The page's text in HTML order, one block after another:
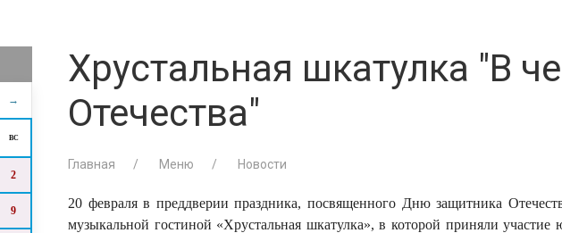
→
ВС
2
9
Хрустальная шкатулка "В
Отечества"
Главная Меню Новости
20 февраля в преддверии праздника, посвященного Дню защитника
музыкальной гостиной «Хрустальная шкатулка», в которой приняли